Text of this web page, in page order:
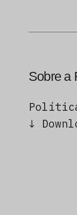
Sobre a
↓